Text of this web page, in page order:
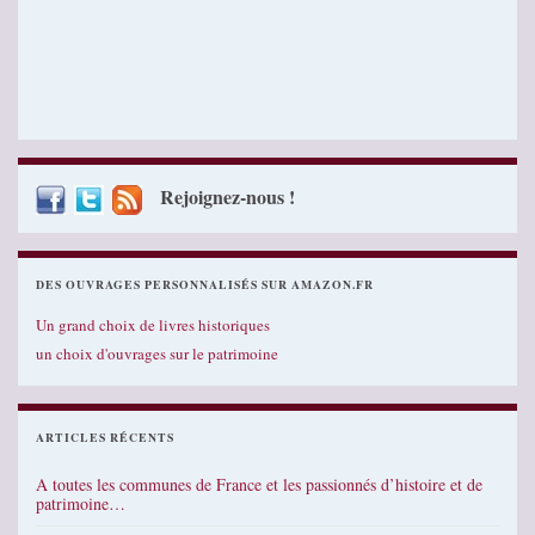
Rejoignez-nous !
DES OUVRAGES PERSONNALISÉS SUR AMAZON.FR
Un grand choix de livres historiques
un choix d'ouvrages sur le patrimoine
ARTICLES RÉCENTS
A toutes les communes de France et les passionnés d’histoire et de
patrimoine…